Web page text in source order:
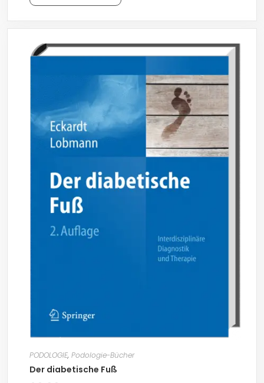
PODOLOGIE, Podologie-Bücher
Der diabetische Fuß